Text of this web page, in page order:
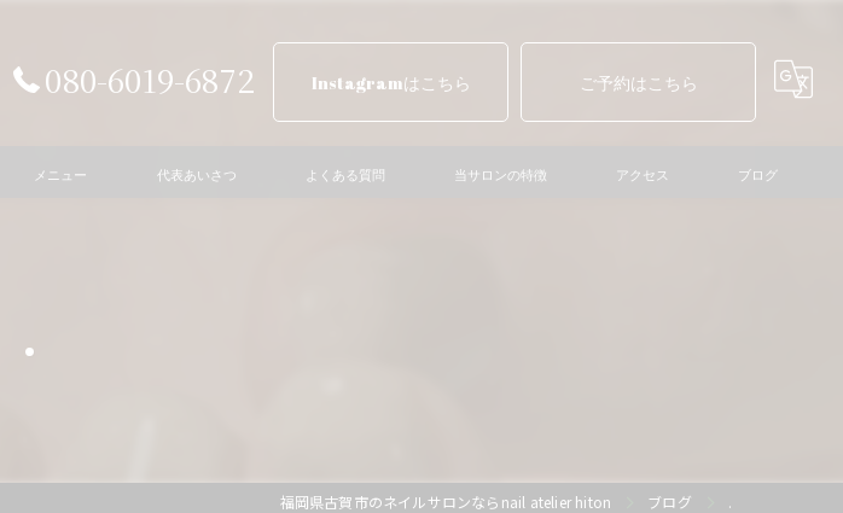
080-6019-6872 Instagramはこちら ご予約はこちら
メニュー 代表あいさつ よくある質問 当サロンの特徴
巻き爪ケア
アクセス ブログ
.
福岡県古賀市のネイルサロンならnail atelier hiton ブログ .